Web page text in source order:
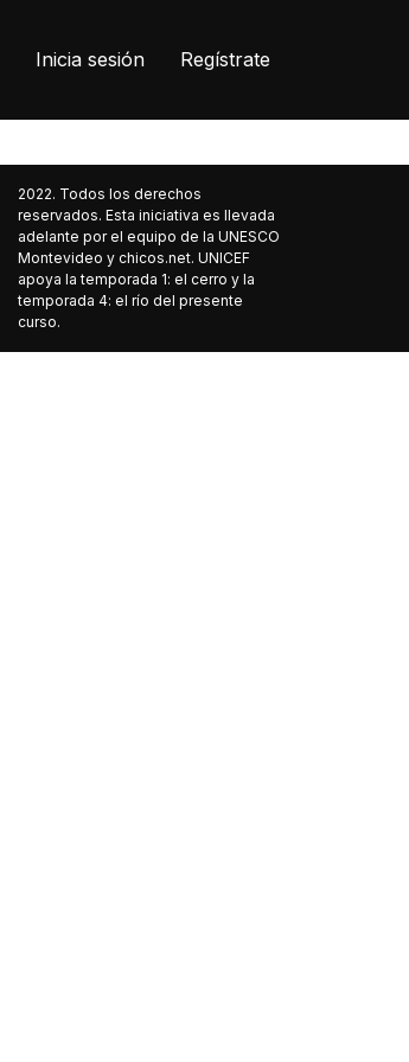
Inicia sesión Regístrate
2022. Todos los derechos
reservados. Esta iniciativa es llevada
adelante por el equipo de la UNESCO
Montevideo y chicos.net. UNICEF
apoya la temporada 1: el cerro y la
temporada 4: el río del presente
curso.